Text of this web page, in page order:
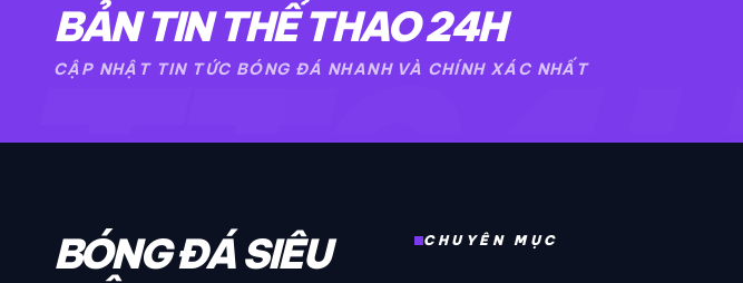
TT24H
BẢN TIN THỂ THAO 24H
CẬP NHẬT TIN TỨC BÓNG ĐÁ NHANH VÀ CHÍNH XÁC NHẤT
BÓNG ĐÁ SIÊU
CHUYÊN MỤC